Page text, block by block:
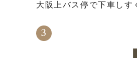
大阪上バス停で下車しす